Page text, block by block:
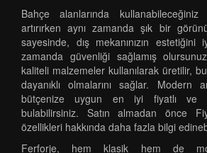
Bahçe alanlarında
artırırken aynı zamanda şık bir
sayesinde, dış mekanınızın estetiğini
zamanda güvenliği sağlamış
kaliteli malzemeler kullanılarak üretilir,
dayanıklı olmalarını sağlar. Modern
bütçenize uygun en iyi fiyatlı ve
bulabilirsiniz. Satın almadan önce
özellikleri hakkında daha fazla bilgi
Ferforje, hem klasik hem de